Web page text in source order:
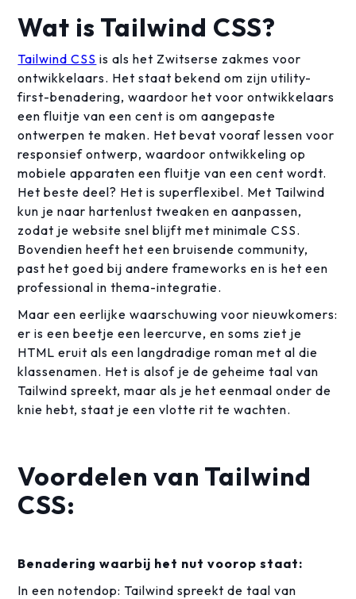
Wat is Tailwind CSS?
Tailwind CSS is als het Zwitserse zakmes voor
ontwikkelaars. Het staat bekend om zijn utility-
first-benadering, waardoor het voor ontwikkelaars
een fluitje van een cent is om aangepaste
ontwerpen te maken. Het bevat vooraf lessen voor
responsief ontwerp, waardoor ontwikkeling op
mobiele apparaten een fluitje van een cent wordt.
Het beste deel? Het is superflexibel. Met Tailwind
kun je naar hartenlust tweaken en aanpassen,
zodat je website snel blijft met minimale CSS.
Bovendien heeft het een bruisende community,
past het goed bij andere frameworks en is het een
professional in thema-integratie.
Maar een eerlijke waarschuwing voor nieuwkomers:
er is een beetje een leercurve, en soms ziet je
HTML eruit als een langdradige roman met al die
klassenamen. Het is alsof je de geheime taal van
Tailwind spreekt, maar als je het eenmaal onder de
knie hebt, staat je een vlotte rit te wachten.
Voordelen van Tailwind
CSS:
Benadering waarbij het nut voorop staat:
In een notendop: Tailwind spreekt de taal van